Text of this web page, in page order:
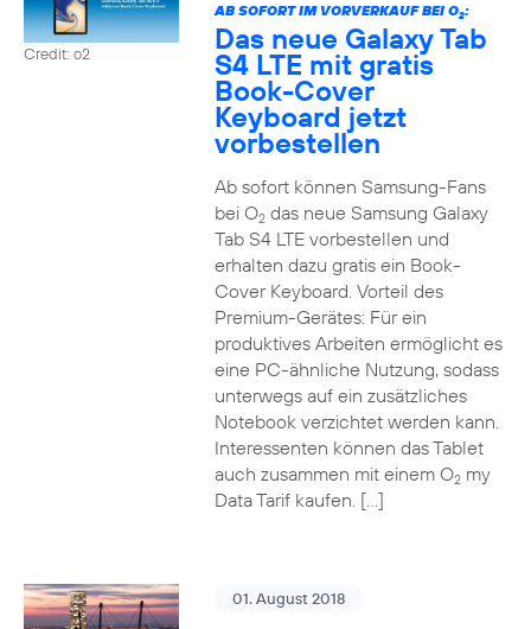
Credit: o2
AB SOFORT IM VORVERKAUF BEI O2:
Das neue Galaxy Tab
S4 LTE mit gratis
Book-Cover
Keyboard jetzt
vorbestellen
Ab sofort können Samsung-Fans
bei O2das neue Samsung Galaxy
Tab S4 LTE vorbestellen und
erhalten dazu gratis ein Book-
Cover Keyboard. Vorteil des
Premium-Gerätes: Für ein
produktives Arbeiten ermöglicht es
eine PC-ähnliche Nutzung, sodass
unterwegs auf ein zusätzliches
Notebook verzichtet werden kann.
Interessenten können das Tablet
auch zusammen mit einem O2my
Data Tarif kaufen. […]
01. August 2018